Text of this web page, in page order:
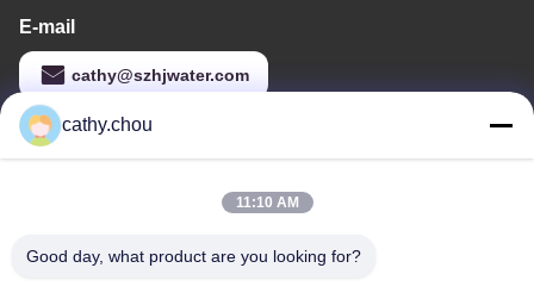
E-mail
cathy@szhjwater.com
Η διεύθυνσή μας
Valley, Κοινότητα Xinsheng, Οδός Longgang, Περιοχή Longgang,
cathy.chou
11:10 AM
Good day, what product are you looking for?